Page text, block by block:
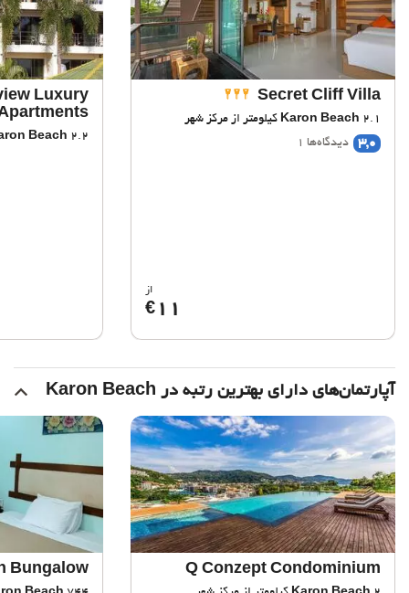
Secret Cliff Villa
Karon Beach 2.1 کیلومتر از مرکز شهر
3,0 دیدگاه‌ها 1
از
€ 11
Luxury
Beach 2.2 کیلومتر از مرکز شهر
آپارتمان‌های دارای بهترین رتبه در Karon Beach
Q Conzept Condominium
Bungalow